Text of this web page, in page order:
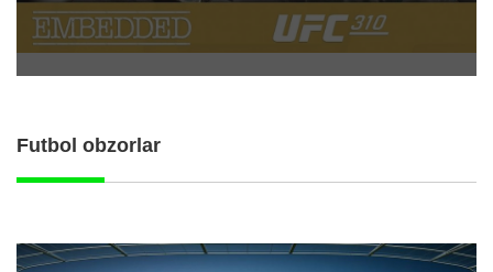
Futbol obzorlar